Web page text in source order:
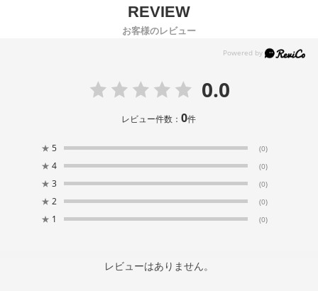
お客様のレビュー
0.0
レビュー件数：0件
★ 5 (0)
★ 4 (0)
★ 3 (0)
★ 2 (0)
★ 1 (0)
レビューはありません。